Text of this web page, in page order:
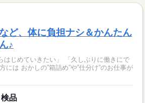
ど、体に負担ナシ＆かんたん
♪
はじめていきたい」 「久しぶりに働きにで
品